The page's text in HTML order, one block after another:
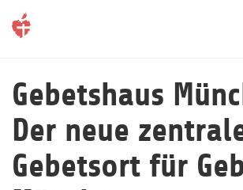
Gebetshaus
Der neue
Gebetsort für